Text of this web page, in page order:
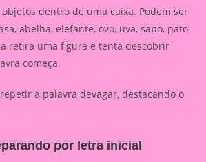
dentro de uma caixa. Podem ser
abelha, elefante, ovo, uva, sapo, pato
retira uma figura e tenta descobrir
começa.
a palavra devagar, destacando o
por letra inicial